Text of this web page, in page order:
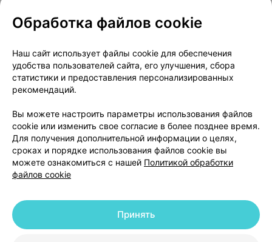
О проекте
Новости проекта
Размещение рекламы
Медицинский маркетинг
Публичный договор
Доставка
Способы оплаты
Вакансии
Партнеры
Написать руководителю 103.by
Написать в поддержку
Персональные настройки Cookie
© 2026 ООО «Артокс Лаб», УНП 191700409 | 220012, Республика Беларусь,
Обработка файлов cookie
Наш сайт использует файлы cookie для обеспечения
удобства пользователей сайта, его улучшения, сбора
статистики и предоставления персонализированных
рекомендаций.
Вы можете настроить параметры использования файлов
cookie или изменить свое согласие в более позднее время.
Для получения дополнительной информации о целях,
сроках и порядке использования файлов cookie вы
можете ознакомиться с нашей Политикой обработки
файлов cookie
Принять